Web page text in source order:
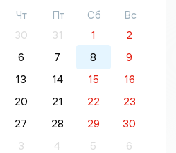
Чт Пт Сб
Вс
30 31 1
2
6 7 8
9
13 14 15
16
20 21 22
23
27 28 29
30
3 4 5 6